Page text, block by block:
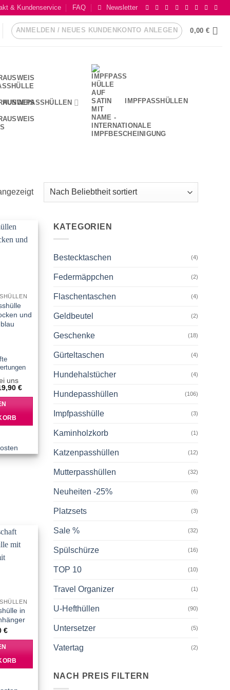
& Kundenservice FAQ Newsletter
ANMELDEN / NEUES KUNDENKONTO ANLEGEN 0,00 €
HUNDEPASSHÜLLEN IMPFPASSHÜLLEN
Nach
Beliebtheit
und
5
uns
€
€Aktueller
in
€
KATEGORIEN
Bestecktaschen (4)
Federmäppchen (2)
Flaschentaschen (4)
Geldbeutel (2)
Geschenke (18)
Gürteltaschen (4)
Hundehalstücher (4)
Hundepasshüllen (106)
Impfpasshülle (3)
Kaminholzkorb (1)
Katzenpasshüllen (12)
Mutterpasshüllen (32)
Neuheiten -25% (6)
Platzsets (3)
Sale % (32)
Spülschürze (16)
TOP 10 (10)
Travel Organizer (1)
U-Hefthüllen (90)
Untersetzer (5)
Vatertag (2)
NACH PREIS FILTERN